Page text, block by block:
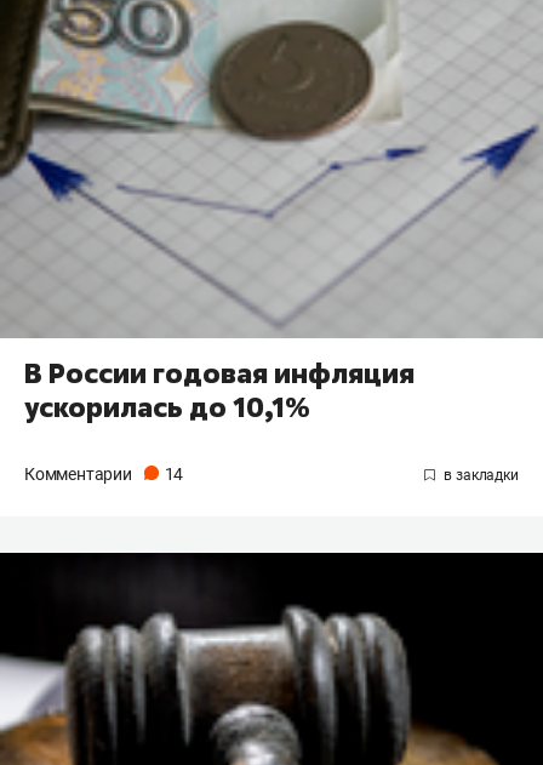
В России годовая инфляция
ускорилась до 10,1%
Комментарии 14